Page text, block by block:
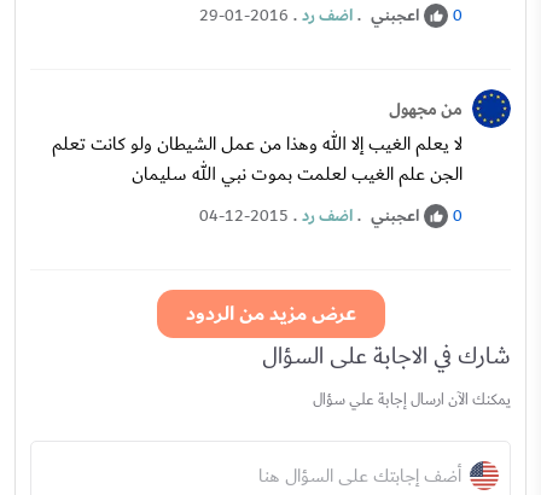
0 اعجبني .اضف رد.
29-01-2016
من مجهول
لا يعلم الغيب إلا الله وهذا من عمل الشيطان ولو كانت تعلم
الجن علم الغيب لعلمت بموت نبي الله سليمان
0 اعجبني .اضف رد.
04-12-2015
عرض مزيد من الردود
شارك في الاجابة على السؤال
يمكنك الآن ارسال إجابة علي سؤال
أضف إجابتك على السؤال هنا